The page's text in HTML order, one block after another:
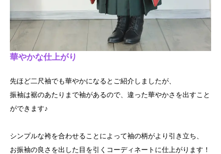
華やかな仕上がり
先ほど二尺袖でも華やかになるとご紹介しましたが、
振袖は裾のあたりまで袖があるので、違った華やかさを出すこと
ができます♪
シンプルな袴を合わせることによって袖の柄がより引き立ち、
お振袖の良さを出した目を引くコーディネートに仕上がります！